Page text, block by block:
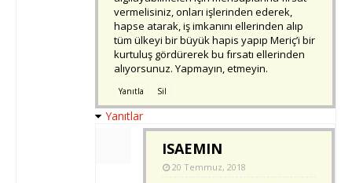
vermelisiniz, onları işlerinden ederek,
hapse atarak, iş imkanını ellerinden alıp
tüm ülkeyi bir büyük hapis yapıp Meriç’i bir
kurtuluş gördürerek bu fırsatı ellerinden
alıyorsunuz. Yapmayın, etmeyin.
Yanıtla Sil
Yanıtlar
ISAEMIN
20 Temmuz, 2018